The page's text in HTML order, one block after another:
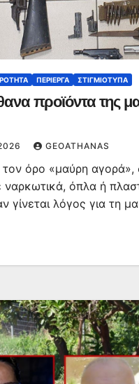
ΠΕΡΊΕΡΓΑ ΣΤΙΓΜΙΌΤΥΠΑ
προϊόντα της
GEOATHANAS
όρο «μαύρη αγορά»,
ναρκωτικά, όπλα ή
γίνεται λόγος για τη